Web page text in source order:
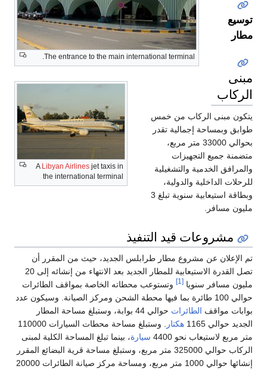
The entrance to the main international terminal.
توسيع
مطار
A Libyan Airlines jet taxis in
the international terminal
مبنى
الركاب
يتكون مبنى الركاب من خمس
طوابق وبمساحة إجمالية تقدر
بحوالي 33000 متر مربع،
متضمنة جميع التجهيزات
والمرافق الخدمية والتشغيلية
للرحلات الداخلية والدولية،
وبطاقة استيعابية سنوية تبلغ 3
مليون مسافر.
مشروعات قيد التنفيذ
تم الإعلان عن مشروع مطار طرابلس الجديد، حيث من المقرر أن
تصل القدرة الاستيعابية للمطار الجديد بعد الانتهاء من إنشائه إلى 20
مليون مسافر سنويا [1]
وتستوعب محطاته الخاصة بمواقف الطائرات
حوالي 100 طائرة بما فيها محطة الشحن ومركز الصيانة. وسيكون عدد
بوابات مواقف الطائرات
حوالي 44 بوابة، وستبلغ مساحة المطار
الجديد حوالي 1165
هكتار
. وستبلغ مساحة محطات السيارات 110000
متر مربع لاستيعاب نحو 4400
سيارة، بينما تبلغ المساحة الكلية لمبنى
الركاب حوالي 325000 متر مربع، وستبلغ مساحة قرية البضائع المقرر
إنشائها حوالي 1000 متر مربع، ومساحة مركز صيانة الطائرات 20000